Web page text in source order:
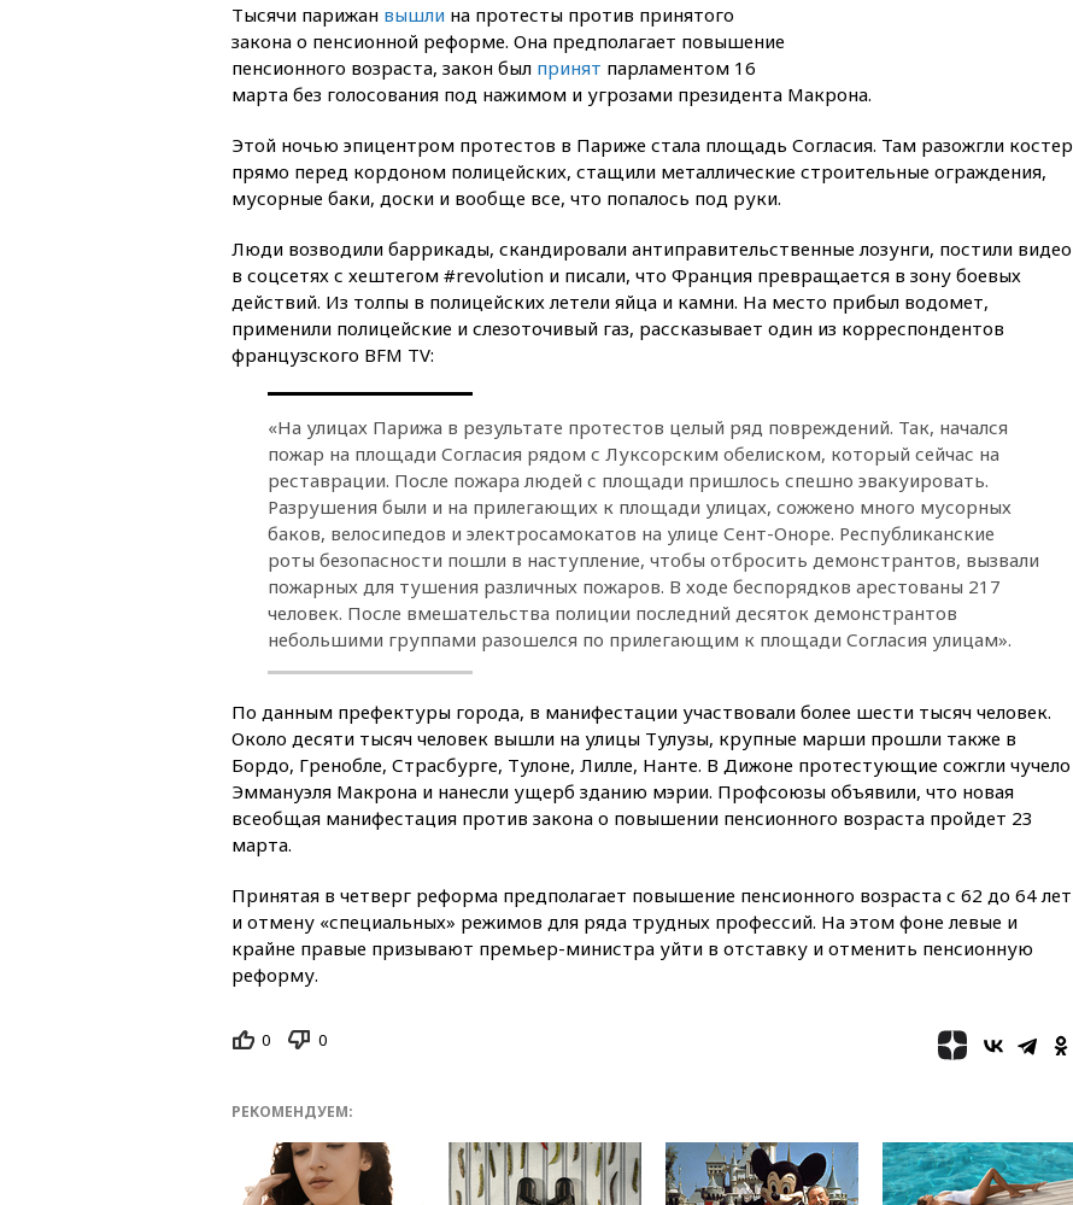
16:46ЦБ: международные
16:35На восстановление
Херсонской области направят
США создали
гипоаллергенных собак
15:45Спутник «Электро-Л» №
5 введен в эксплуатацию
15:15В половине штатов США
зафиксирована вспышка
сальмонеллеза
14:57Жара в Европе может
нанести ущерб экономике в
размере €800 млрд
14:49 Пентагон озаботился
критикой Трампа по поводу
дефицита боеприпасов
украинец за шпионаж на
оборонном предприятии
14:21 АТОР сообщила о
снижении цен на авиабилеты
в России
14:14«Ведомости»: Озон банк
не пострадает от британских
санкций
В Петербурге достроили
Судного дня» прозвучали три
сообщения
Тысячи парижан вышли на протесты против принятого
закона о пенсионной реформе. Она предполагает повышение
пенсионного возраста, закон был принят парламентом 16
марта без голосования под нажимом и угрозами президента Макрона.
Этой ночью эпицентром протестов в Париже стала площадь Согласия. Там разожгли костер
прямо перед кордоном полицейских, стащили металлические строительные ограждения,
мусорные баки, доски и вообще все, что попалось под руки.
Люди возводили баррикады, скандировали антиправительственные лозунги, постили видео
в соцсетях с хештегом #revolution и писали, что Франция превращается в зону боевых
действий. Из толпы в полицейских летели яйца и камни. На место прибыл водомет,
применили полицейские и слезоточивый газ, рассказывает один из корреспондентов
французского BFM TV:
«На улицах Парижа в результате протестов целый ряд повреждений. Так, начался
пожар на площади Согласия рядом с Луксорским обелиском, который сейчас на
реставрации. После пожара людей с площади пришлось спешно эвакуировать.
Разрушения были и на прилегающих к площади улицах, сожжено много мусорных
баков, велосипедов и электросамокатов на улице Сент-Оноре. Республиканские
роты безопасности пошли в наступление, чтобы отбросить демонстрантов, вызвали
пожарных для тушения различных пожаров. В ходе беспорядков арестованы 217
человек. После вмешательства полиции последний десяток демонстрантов
небольшими группами разошелся по прилегающим к площади Согласия улицам».
По данным префектуры города, в манифестации участвовали более шести тысяч человек.
Около десяти тысяч человек вышли на улицы Тулузы, крупные марши прошли также в
Бордо, Гренобле, Страсбурге, Тулоне, Лилле, Нанте. В Дижоне протестующие сожгли чучело
Эммануэля Макрона и нанесли ущерб зданию мэрии. Профсоюзы объявили, что новая
всеобщая манифестация против закона о повышении пенсионного возраста пройдет 23
марта.
Принятая в четверг реформа предполагает повышение пенсионного возраста с 62 до 64 лет
и отмену «специальных» режимов для ряда трудных профессий. На этом фоне левые и
крайне правые призывают премьер-министра уйти в отставку и отменить пенсионную
реформу.
0 0
РЕКОМЕНДУЕМ: